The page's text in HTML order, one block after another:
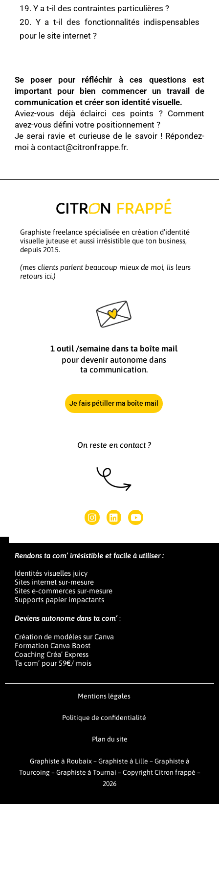
19. Y a t-il des contraintes particulières ?
20. Y a t-il des fonctionnalités indispensables
pour le site internet ?
Se poser pour réfléchir à ces questions est
important pour bien commencer un travail de
communication et créer son identité visuelle.
Aviez-vous déjà éclairci ces points ? Comment
avez-vous défini votre positionnement ?
Je serai ravie et curieuse de le savoir ! Répondez-
moi à contact@citronfrappe.fr.
Graphiste freelance spécialisée en création d’identité
visuelle juteuse et aussi irrésistible que ton business,
depuis 2015.
(mes clients parlent beaucoup mieux de moi, lis leurs
retours ici.)
1 outil /semaine dans ta boîte mail
pour devenir autonome dans
ta communication.
Je fais pétiller ma boîte mail
On reste en contact ?
Rendons ta com’ irrésistible et facile à utiliser :
Identités visuelles juicy
Sites internet sur-mesure
Sites e-commerces sur-mesure
Supports papier impactants
Deviens autonome dans ta com’:
Création de modèles sur Canva
Formation Canva Boost
Coaching Créa’ Express
Ta com’ pour 59€/ mois
Mentions légales
Politique de confidentialité
Plan du site
Graphiste à Roubaix –Graphiste à Lille –Graphiste à
Tourcoing–Graphiste à Tournai –Copyright Citron frappé –
2026